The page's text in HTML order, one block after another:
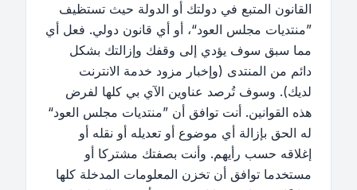
القانون المتبع في دولتك أو الدولة حيث تستظيف
”منتديات مجلس العود“، أو أي قانون دولي. فعل أي
مما سبق سوف يؤدي إلى وقفك وإزالتك بشكل
دائم من المنتدى (وإخبار مزود خدمة الانترنت
لديك). وسوف تُرصد عناوين الآي بي كلها لفرض
هذه القوانين. أنت توافق أن ”منتديات مجلس العود“
له الحق بإزالة أي موضوع أو تعديله أو نقله أو
إغلاقه حسب رأيهم. وأنت بصفتك مشتركا أو
مستخدما توافق أن تخزن المعلومات المدخلة كلها